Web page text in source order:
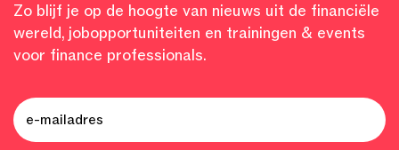
Zo blijf je op de hoogte van nieuws uit de financiële
wereld, jobopportuniteiten en trainingen & events
voor finance professionals.